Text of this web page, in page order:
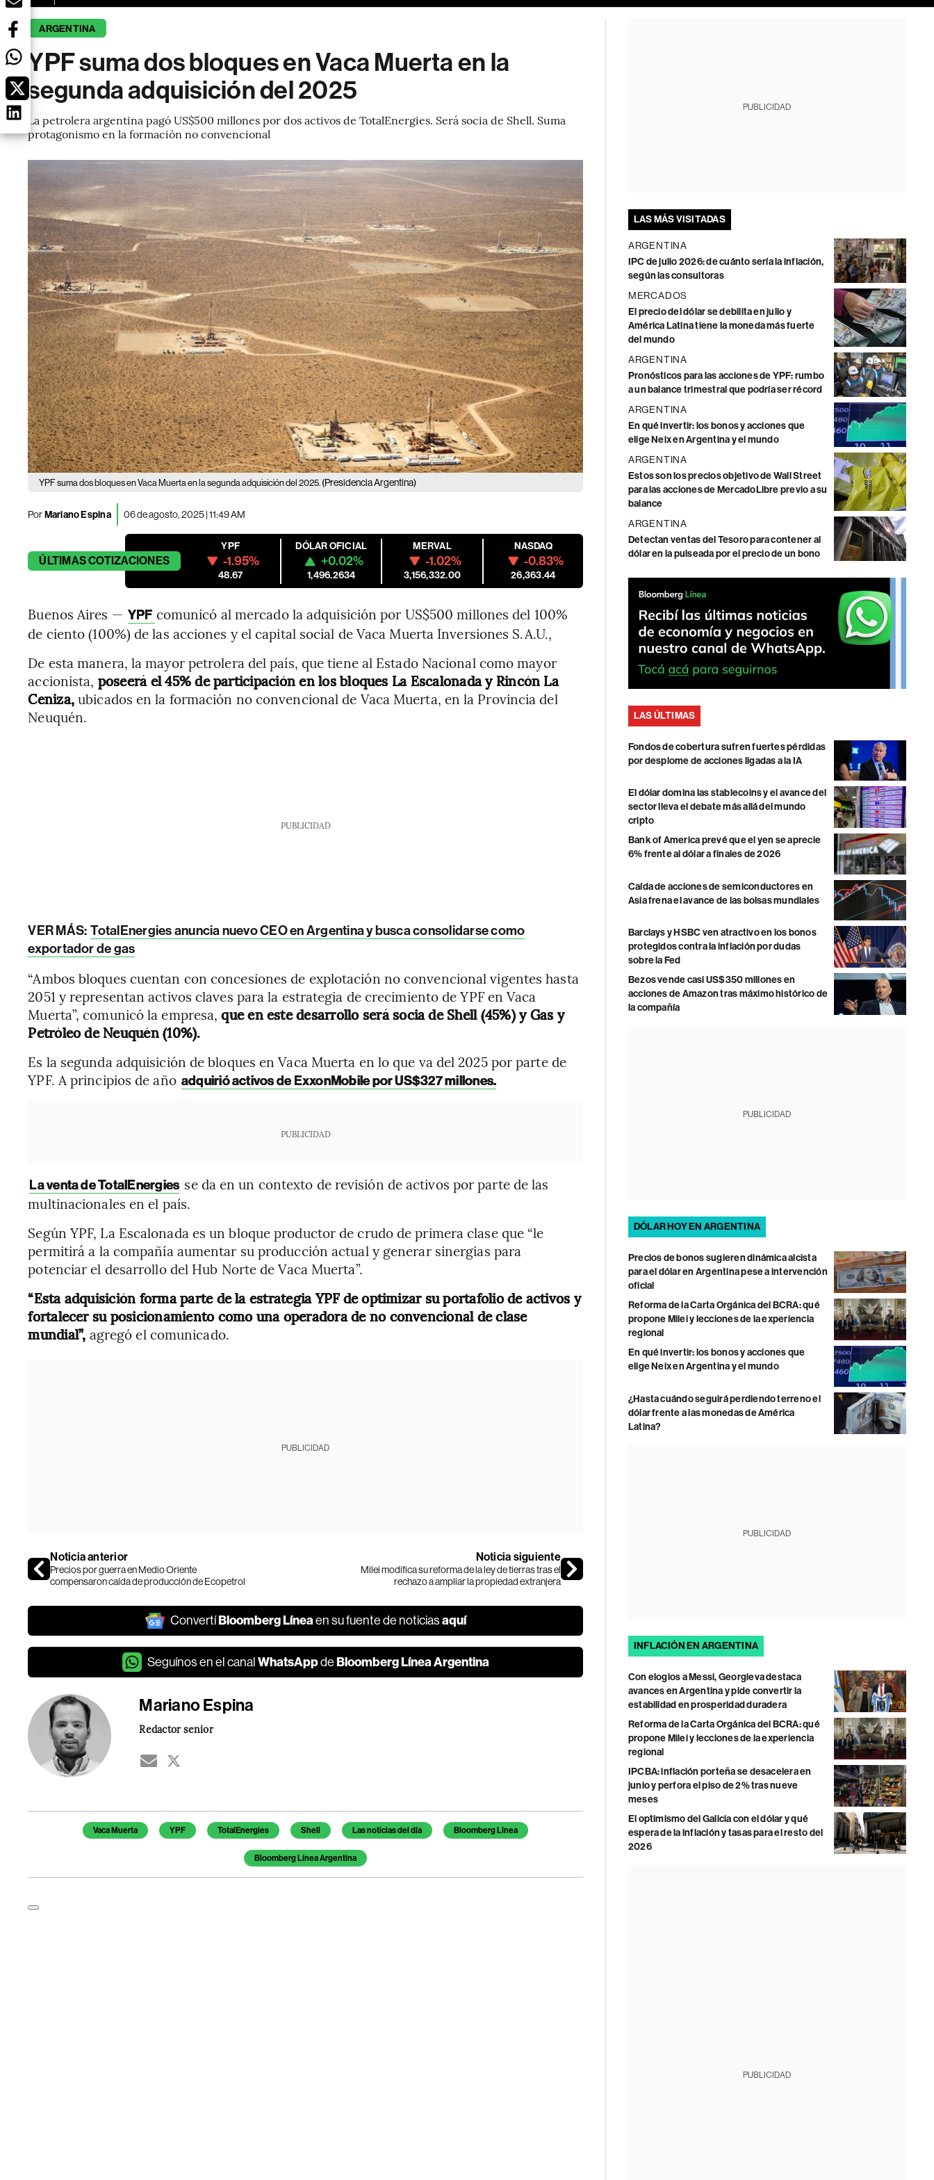
ARGENTINA
YPF suma dos bloques en Vaca Muerta en la
segunda adquisición del 2025
La petrolera argentina pagó US$500 millones por dos activos de TotalEnergies. Será socia de Shell. Suma
protagonismo en la formación no convencional
YPF suma dos bloques en Vaca Muerta en la segunda adquisición del 2025. (Presidencia Argentina)
PorMariano Espina 06 de agosto, 2025 | 11:49 AM
ÚLTIMASCOTIZACIONES
YPF
-1.95%
48.67
DÓLAR OFICIAL
+0.02%
1,496.2634
MERVAL
-1.02%
3,156,332.00
NASDAQ
-0.83%
26,363.44
Buenos Aires — YPF comunicó al mercado la adquisición por US$500 millones del 100%
de ciento (100%) de las acciones y el capital social de Vaca Muerta Inversiones S.A.U.,
De esta manera, la mayor petrolera del país, que tiene al Estado Nacional como mayor
accionista, poseerá el 45% de participación en los bloques La Escalonada y Rincón La
Ceniza,ubicados en la formación no convencional de Vaca Muerta, en la Provincia del
Neuquén.
PUBLICIDAD
VER MÁS: TotalEnergies anuncia nuevo CEO en Argentina y busca consolidarse como
exportador de gas
“Ambos bloques cuentan con concesiones de explotación no convencional vigentes hasta
2051 y representan activos claves para la estrategia de crecimiento de YPF en Vaca
Muerta”, comunicó la empresa,que en este desarrollo será socia de Shell (45%) y Gas y
Petróleo de Neuquén (10%).
Es la segunda adquisición de bloques en Vaca Muerta en lo que va del 2025 por parte de
YPF. A principios de año adquirió activos de ExxonMobile por US$327 millones.
PUBLICIDAD
La venta de TotalEnergies se da en un contexto de revisión de activos por parte de las
multinacionales en el país.
Según YPF, La Escalonada es un bloque productor de crudo de primera clase que “le
permitirá a la compañía aumentar su producción actual y generar sinergias para
potenciar el desarrollo del Hub Norte de Vaca Muerta”.
“Esta adquisición forma parte de la estrategia YPF de optimizar su portafolio de activos y
fortalecer su posicionamiento como una operadora de no convencional de clase
mundial”, agregó el comunicado.
PUBLICIDAD
Noticia anterior
Precios por guerra en Medio Oriente
compensaron caída de producción de Ecopetrol
Noticia siguiente
Milei modifica su reforma de la ley de tierras tras el
rechazo a ampliar la propiedad extranjera
ConvertíBloomberg Líneaen su fuente de noticiasaquí
Seguínos en el canal WhatsAppde Bloomberg Línea Argentina
Mariano Espina
Redactor senior
Temas de este artículo
Vaca Muerta YPF TotalEnergies Shell Las noticias del día Bloomberg Línea
Bloomberg Línea Argentina
PUBLICIDAD
LAS MÁS VISITADAS
ARGENTINA
IPC de julio 2026: de cuánto sería la inflación,
según las consultoras
MERCADOS
El precio del dólar se debilita en julio y
América Latina tiene la moneda más fuerte
del mundo
ARGENTINA
Pronósticos para las acciones de YPF: rumbo
a un balance trimestral que podría ser récord
ARGENTINA
En qué invertir: los bonos y acciones que
elige Neix en Argentina y el mundo
ARGENTINA
Estos son los precios objetivo de Wall Street
para las acciones de MercadoLibre previo a su
balance
ARGENTINA
Detectan ventas del Tesoro para contener al
dólar en la pulseada por el precio de un bono
LAS ÚLTIMAS
Fondos de cobertura sufren fuertes pérdidas
por desplome de acciones ligadas a la IA
El dólar domina las stablecoins y el avance del
sector lleva el debate más allá del mundo
cripto
Bank of America prevé que el yen se aprecie
6% frente al dólar a finales de 2026
Caída de acciones de semiconductores en
Asia frena el avance de las bolsas mundiales
Barclays y HSBC ven atractivo en los bonos
protegidos contra la inflación por dudas
sobre la Fed
Bezos vende casi US$350 millones en
acciones de Amazon tras máximo histórico de
la compañía
PUBLICIDAD
DÓLAR HOY EN ARGENTINA
Precios de bonos sugieren dinámica alcista
para el dólar en Argentina pese a intervención
oficial
Reforma de la Carta Orgánica del BCRA: qué
propone Milei y lecciones de la experiencia
regional
En qué invertir: los bonos y acciones que
elige Neix en Argentina y el mundo
¿Hasta cuándo seguirá perdiendo terreno el
dólar frente a las monedas de América
Latina?
PUBLICIDAD
INFLACIÓN EN ARGENTINA
Con elogios a Messi, Georgieva destaca
avances en Argentina y pide convertir la
estabilidad en prosperidad duradera
Reforma de la Carta Orgánica del BCRA: qué
propone Milei y lecciones de la experiencia
regional
IPCBA: inflación porteña se desacelera en
junio y perfora el piso de 2% tras nueve
meses
El optimismo del Galicia con el dólar y qué
espera de la inflación y tasas para el resto del
2026
PUBLICIDAD